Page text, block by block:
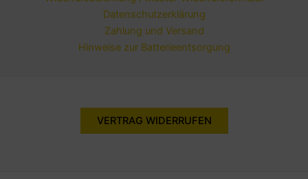
Datenschutzerklärung
Zahlung und Versand
Hinweise zur Batterieentsorgung
VERTRAG WIDERRUFEN